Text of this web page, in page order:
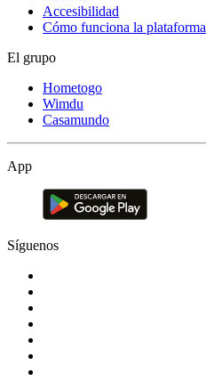
Accesibilidad
Cómo funciona la plataforma
El grupo
Hometogo
Wimdu
Casamundo
App
Síguenos